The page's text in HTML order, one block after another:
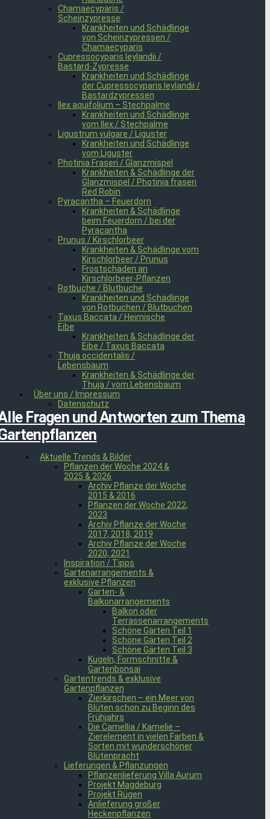
Chamaecyparis /
Scheinzypresse
Krankheiten und Schädlinge
von Scheinzypressen /
Chamaecyparis
Cupressocyparis leylandii /
Bastard-Zypresse
Krankheiten und Schädlinge
der Cupressocyparis leylandii /
Bastardzypressen
Ilex aquifolium – Stechpalme
Krankheiten und Schädlinge
vom Ilex / Stechpalme
Ligustrum vulgare / Liguster
Krankheiten und Schädlinge
vom Liguster
Photinia Fraseri / Glanzmispel
Krankheiten & Schädlinge der
Glanzmispel / Photinia fraseri
Red Robin
Pyracantha – Feuerdorn
Krankheiten & Schädlinge
beim Feuerdorn / bei der
Pyracantha
Prunus / Kirschlorbeer
Krankheiten & Schädlinge vom
Kirschlorbeer / Prunus
Frostschäden an
Kirschlorbeer-Pflanzen
Rotbuche / Blutbuche
Krankheiten und Schädlinge
von Rotbuchen / Blutbuchen
Taxus Baccata / Heimische
Eibe
Krankheiten & Schädlinge der
Eibe / Taxus Baccata
Thuja occidentalis /
Lebensbaum
Krankheiten & Schädlinge der
Thuja / vom Lebensbaum
Über uns / Impressum
Datenschutz
Fragen und Antworten zum Thema
Aktuelle Trends & Bilder
Pflanzen der Woche 2024 &
2025 & 2026
Archiv Pflanze der Woche
2015 & 2016
Pflanzen der Woche 2022,
2023
Archiv Pflanze der Woche
2017, 2018, 2019
Archiv Pflanze der Woche
2020, 2021
Inspiration / Tipps
Gartenarrangements &
exklusive Pflanzen
Garten- &
Balkonarrangements
Balkon oder
Terrassenarrangements
Schöne Gärten Teil 1
Schöne Gärten Teil 2
Schöne Gärten Teil 3
Kugeln, Formschnitte &
Gartenbonsai
Gartentrends & exklusive
Gartenpflanzen
Zierkirschen – ein Meer von
Blüten schon zu Beginn des
Frühjahrs
Die Camellia / Kamelie –
Zierelement in vielen Farben &
Sorten mit wunderschöner
Blütenpracht
Lieferungen & Pflanzungen
Pflanzenlieferung Villa Aurum
Projekt Magdeburg
Projekt Rügen
Anlieferung großer
Heckenpflanzen